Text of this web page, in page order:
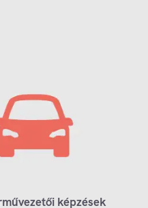
képzések